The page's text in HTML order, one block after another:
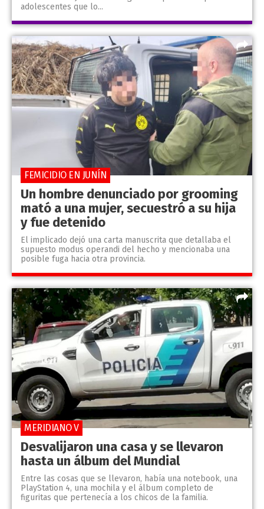
adolescentes que lo...
Un hombre denunciado por grooming
mató a una mujer, secuestró a su hija
y fue detenido
El implicado dejó una carta manuscrita que detallaba el
supuesto modus operandi del hecho y mencionaba una
posible fuga hacia otra provincia.
FEMICIDIO EN JUNÍN
Desvalijaron una casa y se llevaron
hasta un álbum del Mundial
Entre las cosas que se llevaron, había una notebook, una
PlayStation 4, una mochila y el álbum completo de
figuritas que pertenecía a los chicos de la familia.
MERIDIANO V